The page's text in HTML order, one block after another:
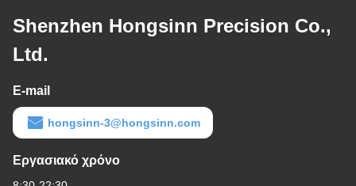
Shenzhen Hongsinn Precision Co.,
Ltd.
E-mail
hongsinn-3@hongsinn.com
Εργασιακό χρόνο